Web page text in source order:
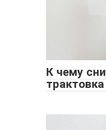
К чему